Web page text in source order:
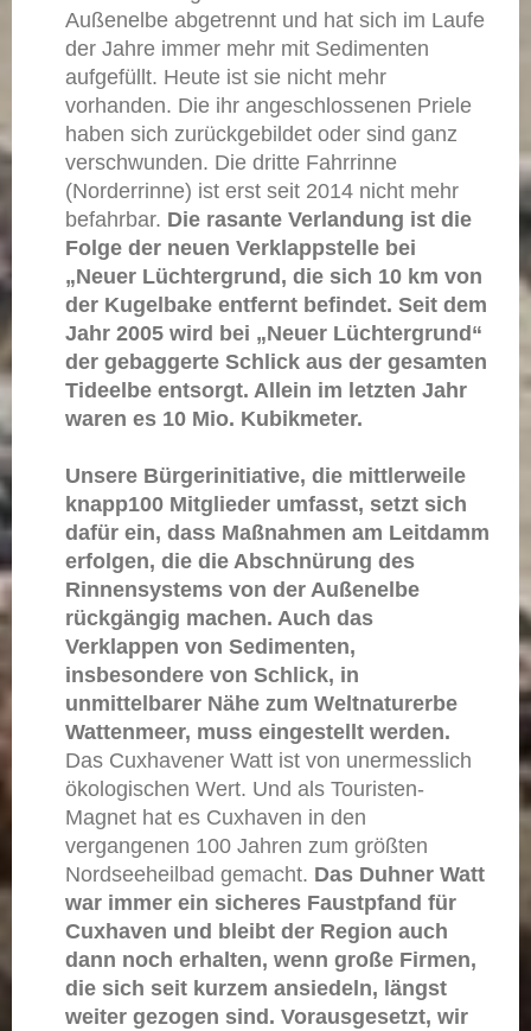
Außenelbe abgetrennt und hat sich im Laufe
der Jahre immer mehr mit Sedimenten
aufgefüllt. Heute ist sie nicht mehr
vorhanden. Die ihr angeschlossenen Priele
haben sich zurückgebildet oder sind ganz
verschwunden. Die dritte Fahrrinne
(Norderrinne) ist erst seit 2014 nicht mehr
befahrbar. Die rasante Verlandung ist die
Folge der neuen Verklappstelle bei
„Neuer Lüchtergrund, die sich 10 km von
der Kugelbake entfernt befindet. Seit dem
Jahr 2005 wird bei „Neuer Lüchtergrund“
der gebaggerte Schlick aus der gesamten
Tideelbe entsorgt. Allein im letzten Jahr
waren es 10 Mio. Kubikmeter.
Unsere Bürgerinitiative, die mittlerweile
knapp100 Mitglieder umfasst, setzt sich
dafür ein, dass Maßnahmen am Leitdamm
erfolgen, die die Abschnürung des
Rinnensystems von der Außenelbe
rückgängig machen. Auch das
Verklappen von Sedimenten,
insbesondere von Schlick, in
unmittelbarer Nähe zum Weltnaturerbe
Wattenmeer, muss eingestellt werden.
Das Cuxhavener Watt ist von unermesslich
ökologischen Wert. Und als Touristen-
Magnet hat es Cuxhaven in den
vergangenen 100 Jahren zum größten
Nordseeheilbad gemacht. Das Duhner Watt
war immer ein sicheres Faustpfand für
Cuxhaven und bleibt der Region auch
dann noch erhalten, wenn große Firmen,
die sich seit kurzem ansiedeln, längst
weiter gezogen sind. Vorausgesetzt, wir